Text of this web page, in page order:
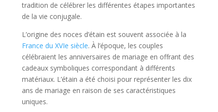
tradition de célébrer les différentes étapes importantes
de la vie conjugale.
L’origine des noces d’étain est souvent associée à la
France du XVIe siècle. À l’époque, les couples
célébraient les anniversaires de mariage en offrant des
cadeaux symboliques correspondant à différents
matériaux. L’étain a été choisi pour représenter les dix
ans de mariage en raison de ses caractéristiques
uniques.